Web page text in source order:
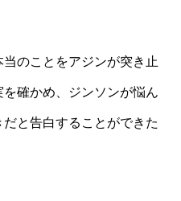
のことをアジンが突き止
確かめ、ジンソンが悩ん
と告白することができた